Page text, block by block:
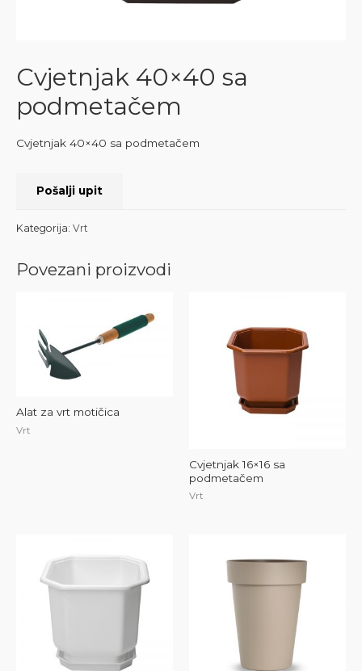
Cvjetnjak 40×40 sa
podmetačem
Cvjetnjak 40×40 sa podmetačem
Pošalji upit
Kategorija: Vrt
Povezani proizvodi
Alat za vrt motičica
Vrt
Cvjetnjak 16×16 sa
podmetačem
Vrt